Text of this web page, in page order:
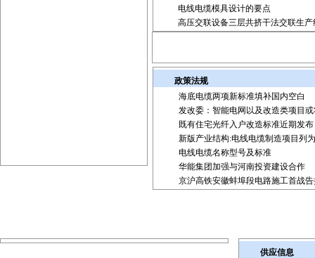
电线电缆模具设计的要点
高压交联设备三层共挤干法交联生
政策法规
海底电缆两项新标准填补国内空白
发改委：智能电网以及改造类项目
既有住宅光纤入户改造标准近期发布
新版产业结构:电线电缆制造项目列
电线电缆名称型号及标准
华能集团加强与河南投资建设合作
京沪高铁安徽蚌埠段电路施工首战告
供应信息